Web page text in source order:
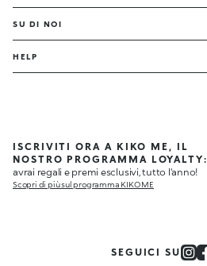
SU DI NOI
HELP
ISCRIVITI ORA A KIKO ME, IL
NOSTRO PROGRAMMA LOYALTY:
avrai regali e premi esclusivi, tutto l'anno!
Scopri di più sul programma KIKO ME
SEGUICI SU